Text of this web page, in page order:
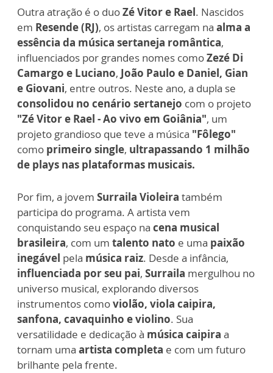
Outra atração é o duoZé Vitor e Rael. Nascidos
em Resende (RJ), os artistas carregam na alma a
essência da música sertaneja romântica,
influenciados por grandes nomes comoZezé Di
Camargo e Luciano, João Paulo e Daniel, Gian
e Giovani, entre outros. Neste ano, a dupla se
consolidou no cenário sertanejo com o projeto
"Zé Vitor e Rael - Ao vivo em Goiânia", um
projeto grandioso que teve a música "Fôlego"
como primeiro single, ultrapassando 1 milhão
de plays nas plataformas musicais.
Por fim, a jovem Surraila Violeira também
participa do programa. A artista vem
conquistando seu espaço na cena musical
brasileira, com um talento nato e uma paixão
inegável pela música raiz. Desde a infância,
influenciada por seu pai, Surraila mergulhou no
universo musical, explorando diversos
instrumentos comoviolão, viola caipira,
sanfona, cavaquinho e violino. Sua
versatilidade e dedicação à música caipira a
tornam uma artista completa e com um futuro
brilhante pela frente.